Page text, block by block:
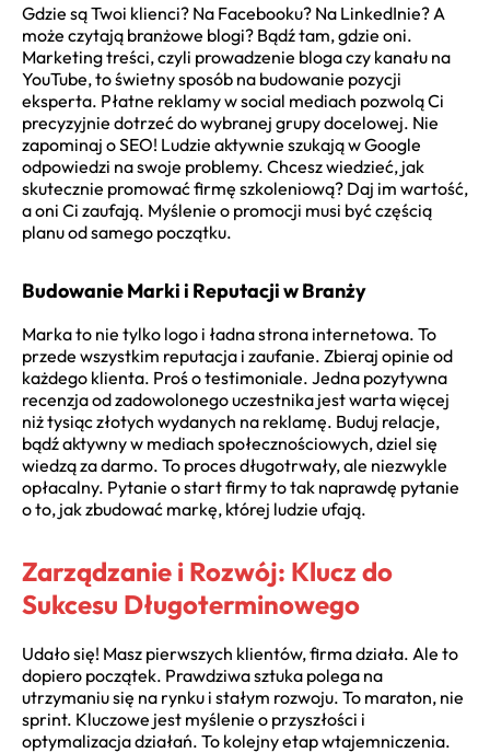
Gdzie są Twoi klienci? Na Facebooku? Na LinkedInie? A
może czytają branżowe blogi? Bądź tam, gdzie oni.
Marketing treści, czyli prowadzenie bloga czy kanału na
YouTube, to świetny sposób na budowanie pozycji
eksperta. Płatne reklamy w social mediach pozwolą Ci
precyzyjnie dotrzeć do wybranej grupy docelowej. Nie
zapominaj o SEO! Ludzie aktywnie szukają w Google
odpowiedzi na swoje problemy. Chcesz wiedzieć, jak
skutecznie promować firmę szkoleniową? Daj im wartość,
a oni Ci zaufają. Myślenie o promocji musi być częścią
planu od samego początku.
Budowanie Marki i Reputacji w Branży
Marka to nie tylko logo i ładna strona internetowa. To
przede wszystkim reputacja i zaufanie. Zbieraj opinie od
każdego klienta. Proś o testimoniale. Jedna pozytywna
recenzja od zadowolonego uczestnika jest warta więcej
niż tysiąc złotych wydanych na reklamę. Buduj relacje,
bądź aktywny w mediach społecznościowych, dziel się
wiedzą za darmo. To proces długotrwały, ale niezwykle
opłacalny. Pytanie o start firmy to tak naprawdę pytanie
o to, jak zbudować markę, której ludzie ufają.
Zarządzanie i Rozwój: Klucz do
Sukcesu Długoterminowego
Udało się! Masz pierwszych klientów, firma działa. Ale to
dopiero początek. Prawdziwa sztuka polega na
utrzymaniu się na rynku i stałym rozwoju. To maraton, nie
sprint. Kluczowe jest myślenie o przyszłości i
optymalizacja działań. To kolejny etap wtajemniczenia.